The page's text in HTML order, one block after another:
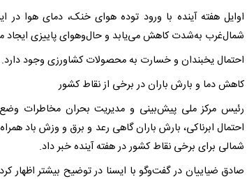
اوایل هفته آینده با ورود توده هوای خنک، دمای هوا در
شمال‌غرب به‌شدت کاهش می‌یابد و حال‌وهوای پاییزی ایجاد
احتمال یخبندان و خسارت به محصولات کشاورزی وجود دارد.
کاهش دما و بارش باران در برخی از نقاط کشور
رئیس مرکز ملی پیش‌بینی و مدیریت بحران مخاطرات
احتمال ابرناکی، بارش باران گاهی رعد و برق و وزش باد
شمالی برای برخی نقاط کشور در هفته آینده خبر داد.